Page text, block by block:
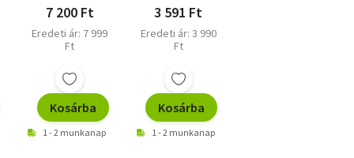
7 200 Ft
Eredeti ár: 7 999
Ft
Kosárba
1 - 2 munkanap
3 591 Ft
Eredeti ár: 3 990
Ft
Kosárba
1 - 2 munkanap